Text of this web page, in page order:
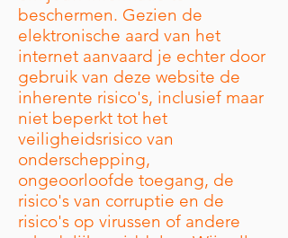
beschermen. Gezien de
elektronische aard van het
internet aanvaard je echter door
gebruik van deze website de
inherente risico's, inclusief maar
niet beperkt tot het
veiligheidsrisico van
onderschepping,
ongeoorloofde toegang, de
risico's van corruptie en de
risico's op virussen of andere